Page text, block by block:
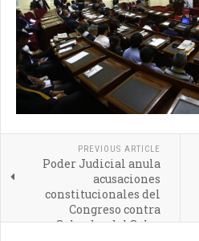
PREVIOUS ARTICLE
Poder Judicial anula
acusaciones
constitucionales del
Congreso contra
Salvador del Solar